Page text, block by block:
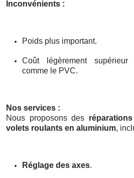
Inconvénients :
Poids plus important.
Coût légèrement supérieur
comme le PVC.
Nos services :
Nous proposons des
volets roulants en aluminium,
Réglage des axes.